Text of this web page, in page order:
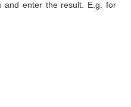
and enter the result. E.g. for